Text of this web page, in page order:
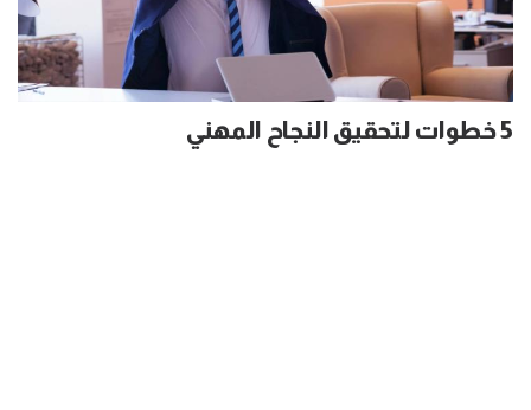
5 خطوات لتحقيق النجاح المهني